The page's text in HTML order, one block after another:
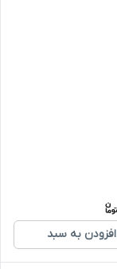
افزودن به سبد